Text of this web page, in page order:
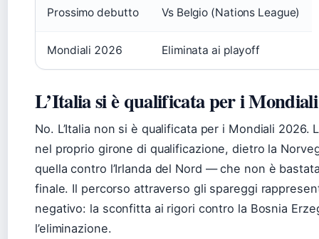
Prossimo debutto Vs Belgio (Nations League)
Mondiali 2026 Eliminata ai playoff
L’Italia si è qualificata per i
No. L’Italia non si è qualificata per i Mondiali
nel proprio girone di qualificazione, dietro la
quella contro l’Irlanda del Nord — che non è
finale. Il percorso attraverso gli spareggi
negativo: la sconfitta ai rigori contro la Bosnia
l’eliminazione.